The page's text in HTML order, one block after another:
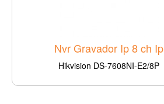
Nvr Gravador Ip 8 ch Ip
Hikvision DS-7608NI-E2/8P